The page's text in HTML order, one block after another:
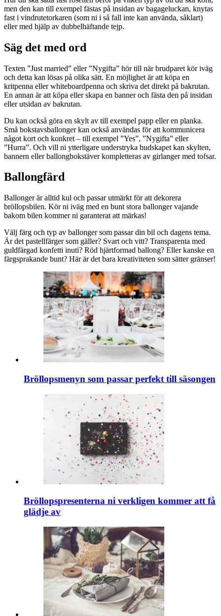
men den kan till exempel fästas på insidan av bagageluckan, knytas
fast i vindrutetorkaren (som ni i så fall inte kan använda, såklart)
eller med hjälp av dubbelhäftande tejp.
Säg det med ord
Texten ”Just married” eller ”Nygifta” hör till när brudparet kör iväg
och detta kan lösas på olika sätt. En möjlighet är att köpa en
kritpenna eller whiteboardpenna och skriva det direkt på bakrutan.
En annan är att köpa eller skapa en banner och fästa den på insidan
eller utsidan av bakrutan.
Du kan också göra en skylt av till exempel papp eller en planka.
Små bokstavsballonger kan också användas för att kommunicera
något kort och konkret – till exempel ”Yes”, ”Nygifta” eller
”Hurra”. Och vill ni ytterligare understryka budskapet kan skylten,
bannern eller ballongbokstäver kompletteras av girlanger med tofsar.
Ballongfärd
Ballonger är alltid kul och passar utmärkt för att dekorera
bröllopsbilen. Kör ni iväg med en bunt stora ballonger vajande
bakom bilen kommer ni garanterat att märkas!
Välj färg och typ av ballonger som passar din bil och dagens tema.
Är det pastellfärger som gäller? Svart och vitt? Transparenta med
guldfärgad konfetti inuti? Röd hjärtformad ballong? Eller kanske en
färgsprakande bunt? Här är det bara kreativiteten som sätter gränser!
Bröllopsmenyn som passar perfekt till säsongen
Bröllopspresenterna ni verkligen kommer att få
glädje av